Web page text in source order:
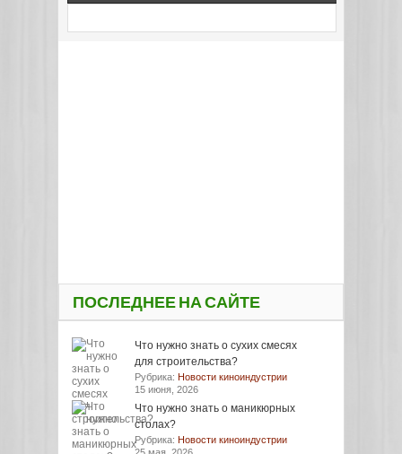
ПОСЛЕДНЕЕ НА САЙТЕ
Что нужно знать о сухих смесях
для строительства?
Рубрика: Новости киноиндустрии
15 июня, 2026
Что нужно знать о маникюрных
столах?
Рубрика: Новости киноиндустрии